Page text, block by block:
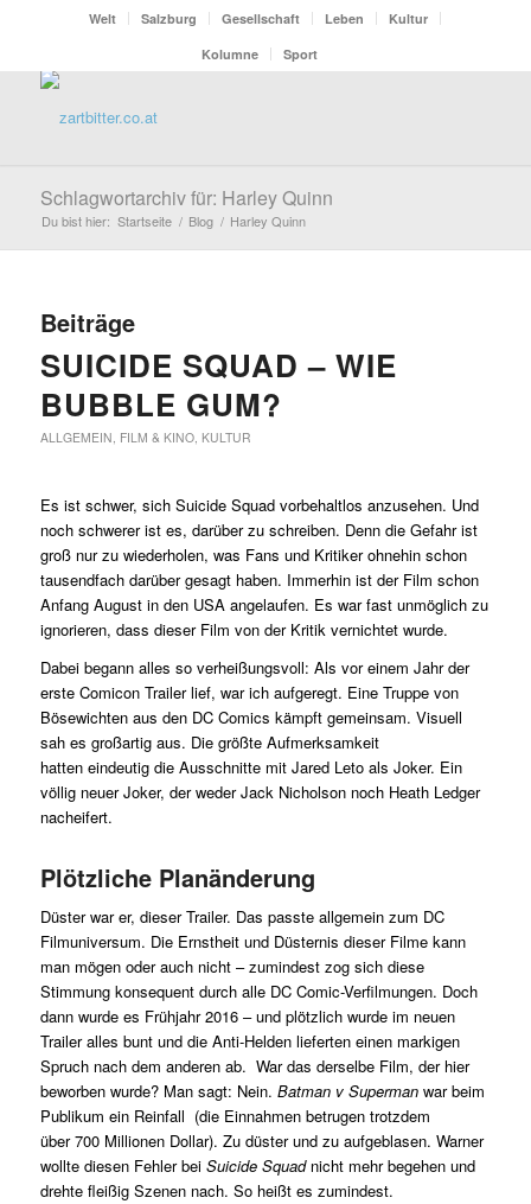
Welt Salzburg Gesellschaft Leben
Kultur
Kolumne
Sport
Schlagwortarchiv für: Harley Quinn
Du bist hier: Startseite / Blog / Harley Quinn
Beiträge
SUICIDE SQUAD – WIE
BUBBLE GUM?
ALLGEMEIN, FILM & KINO, KULTUR
Es ist schwer, sich Suicide Squad vorbehaltlos anzusehen. Und
noch schwerer ist es, darüber zu schreiben. Denn die Gefahr ist
groß nur zu wiederholen, was Fans und Kritiker ohnehin schon
tausendfach darüber gesagt haben. Immerhin ist der Film schon
Anfang August in den USA angelaufen. Es war fast unmöglich zu
ignorieren, dass dieser Film von der Kritik vernichtet wurde.
Dabei begann alles so verheißungsvoll: Als vor einem Jahr der
erste Comicon Trailer lief, war ich aufgeregt. Eine Truppe von
Bösewichten aus den DC Comics kämpft gemeinsam. Visuell
sah es großartig aus. Die größte Aufmerksamkeit
hatten eindeutig die Ausschnitte mit Jared Leto als Joker. Ein
völlig neuer Joker, der weder Jack Nicholson noch Heath Ledger
nacheifert.
Plötzliche Planänderung
Düster war er, dieser Trailer. Das passte allgemein zum DC
Filmuniversum. Die Ernstheit und Düsternis dieser Filme kann
man mögen oder auch nicht – zumindest zog sich diese
Stimmung konsequent durch alle DC Comic-Verfilmungen. Doch
dann wurde es Frühjahr 2016 – und plötzlich wurde im neuen
Trailer alles bunt und die Anti-Helden lieferten einen markigen
Spruch nach dem anderen ab. War das derselbe Film, der hier
beworben wurde? Man sagt: Nein. Batman v Supermanwar beim
Publikum ein Reinfall (die Einnahmen betrugen trotzdem
über 700 Millionen Dollar). Zu düster und zu aufgeblasen. Warner
wollte diesen Fehler bei Suicide Squadnicht mehr begehen und
drehte fleißig Szenen nach. So heißt es zumindest.